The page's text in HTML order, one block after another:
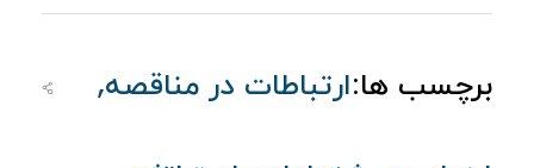
برچسب ها:ارتباطات در مناقصه,